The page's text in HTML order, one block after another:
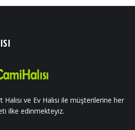
Halısı ve Ev Halısı ile müşterilerine her
ilke edinmekteyiz.